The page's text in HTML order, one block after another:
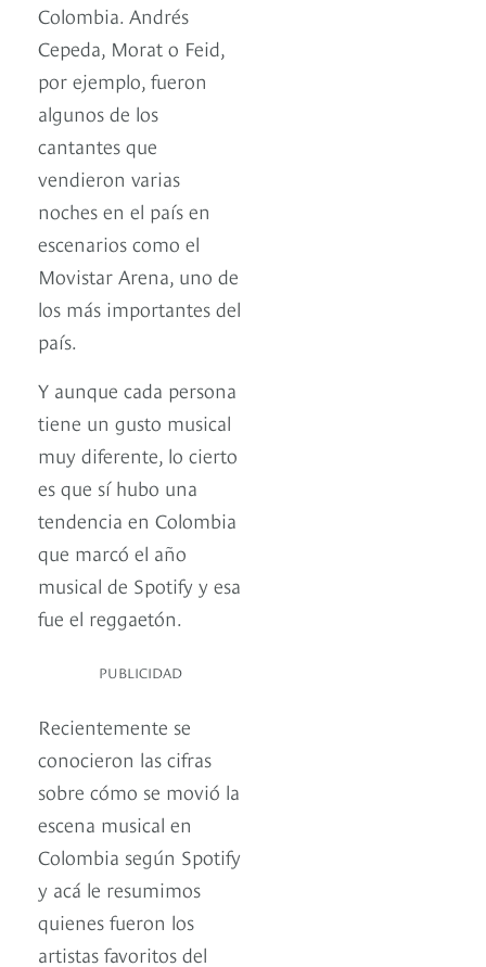
Colombia. Andrés
Cepeda, Morat o Feid,
por ejemplo, fueron
algunos de los
cantantes que
vendieron varias
noches en el país en
escenarios como el
Movistar Arena, uno de
los más importantes del
país.
Y aunque cada persona
tiene un gusto musical
muy diferente, lo cierto
es que sí hubo una
tendencia en Colombia
que marcó el año
musical de Spotify y esa
fue el reggaetón.
PUBLICIDAD
Recientemente se
conocieron las cifras
sobre cómo se movió la
escena musical en
Colombia según Spotify
y acá le resumimos
quienes fueron los
artistas favoritos del